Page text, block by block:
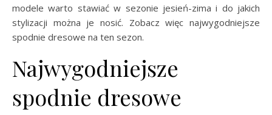
modele warto stawiać w sezonie jesień-zima i do jakich
stylizacji można je nosić. Zobacz więc najwygodniejsze
spodnie dresowe na ten sezon.
Najwygodniejsze
spodnie dresowe